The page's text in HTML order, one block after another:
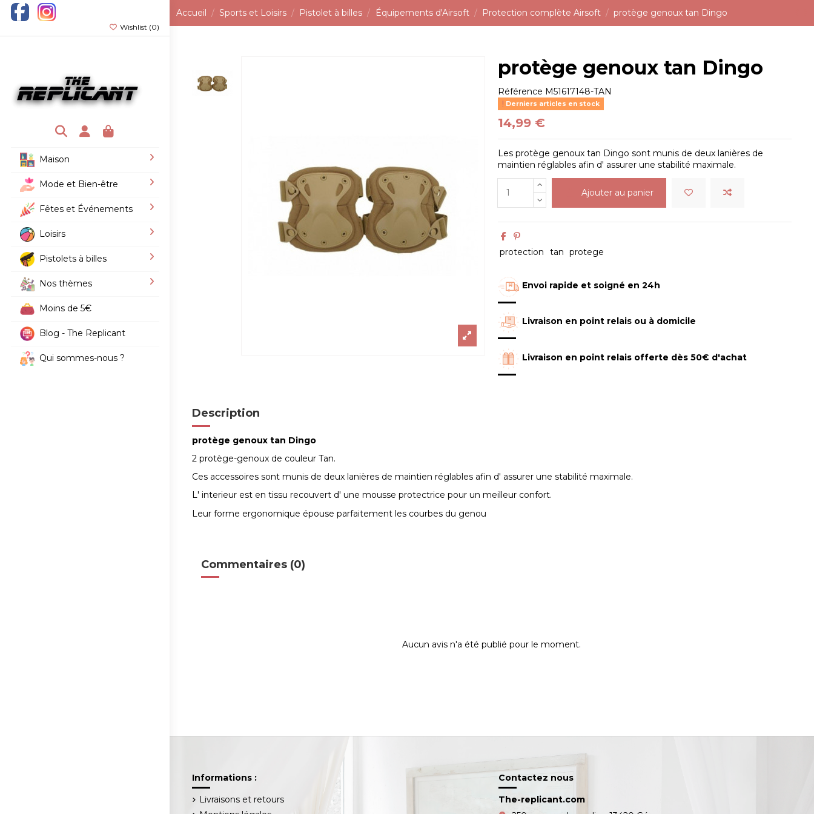
Wishlist (0)
Maison
Mode et Bien-être
Fêtes et Événements
Loisirs
Pistolets à billes
Nos thèmes
Moins de 5€
Blog - The Replicant
Qui sommes-nous ?
Accueil Sports et Loisirs Pistolet à billes Équipements d'Airsoft Protection complète Airsoft protège genoux tan Dingo
protège genoux tan Dingo
Référence M51617148-TAN
Derniers articles en stock
14,99 €
Les protège genoux tan Dingo sont munis de deux lanières de
maintien réglables afin d' assurer une stabilité maximale.
Ajouter au panier
protection tan protege
Envoi rapide et soigné en 24h
Livraison en point relais ou à domicile
Livraison en point relais offerte dès 50€ d'achat
Description
protège genoux tan Dingo
2 protège-genoux de couleur Tan.
Ces accessoires sont munis de deux lanières de maintien réglables afin d' assurer une stabilité maximale.
L' interieur est en tissu recouvert d' une mousse protectrice pour un meilleur confort.
Leur forme ergonomique épouse parfaitement les courbes du genou
Commentaires (0)
Aucun avis n'a été publié pour le moment.
Informations :
Livraisons et retours
Contactez nous
The-replicant.com